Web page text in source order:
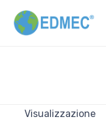
Visualizzazione